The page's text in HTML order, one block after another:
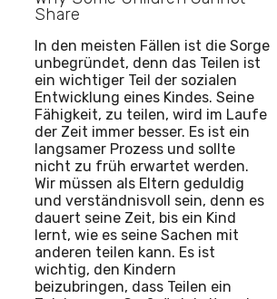
Share
In den meisten Fällen ist die Sorge
unbegründet, denn das Teilen ist
ein wichtiger Teil der sozialen
Entwicklung eines Kindes. Seine
Fähigkeit, zu teilen, wird im Laufe
der Zeit immer besser. Es ist ein
langsamer Prozess und sollte
nicht zu früh erwartet werden.
Wir müssen als Eltern geduldig
und verständnisvoll sein, denn es
dauert seine Zeit, bis ein Kind
lernt, wie es seine Sachen mit
anderen teilen kann. Es ist
wichtig, den Kindern
beizubringen, dass Teilen ein